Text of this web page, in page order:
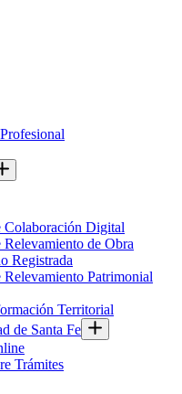
Colaboración Digital
de Obra
Registrada
Patrimonial
Territorial
de Santa Fe
Trámites